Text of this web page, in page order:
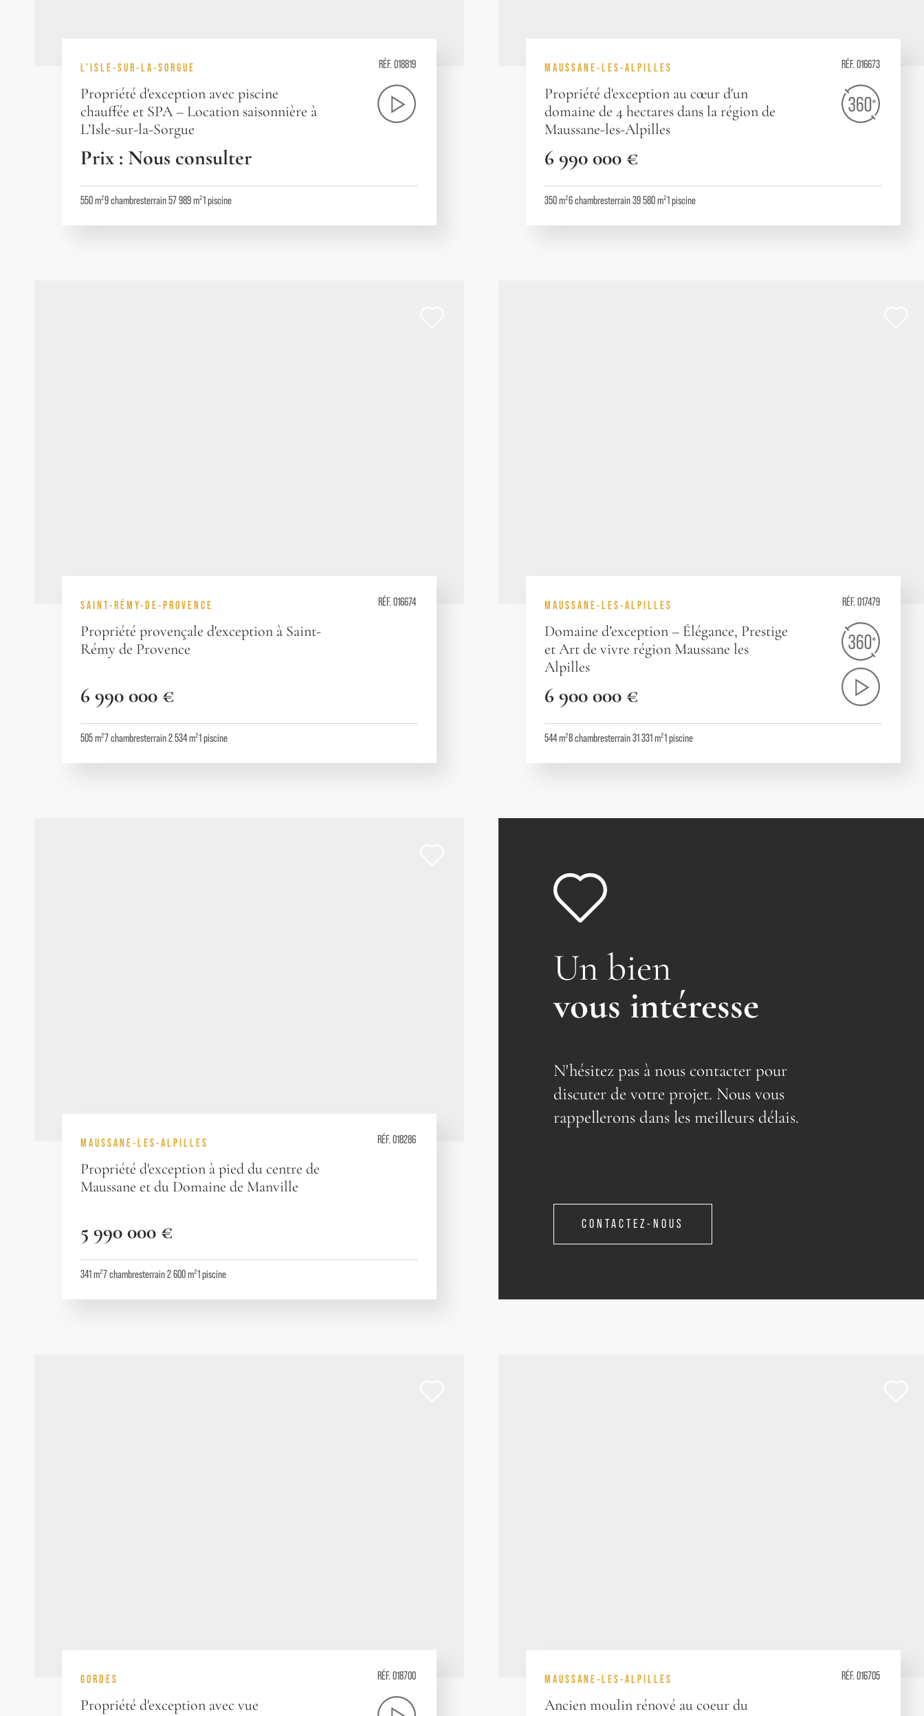
L'ISLE-SUR-LA-SORGUE
Propriété d'exception avec piscine
chauffée et SPA – Location saisonnière à
L’Isle-sur-la-Sorgue
Prix : Nous consulter
RÉF. 018819
550 m²9chambresterrain 57 989 m²1piscine
MAUSSANE-LES-ALPILLES
Propriété d'exception au cœur d'un
domaine de 4 hectares dans la région de
Maussane-les-Alpilles
6 990 000 €
RÉF. 016673
350 m²6chambresterrain 39 580 m²1piscine
SAINT-RÉMY-DE-PROVENCE
Propriété provençale d'exception à Saint-
Rémy de Provence
6 990 000 €
RÉF. 016674
505 m²7chambresterrain 2 534 m²1piscine
MAUSSANE-LES-ALPILLES
Domaine d’exception – Élégance, Prestige
et Art de vivre région Maussane les
Alpilles
6 900 000 €
RÉF. 017479
544 m²8chambresterrain 31 331 m²1piscine
MAUSSANE-LES-ALPILLES
Propriété d'exception à pied du centre de
Maussane et du Domaine de Manville
5 990 000 €
RÉF. 018286
341 m²7chambresterrain 2 600 m²1piscine
Un bien
vous intéresse
N'hésitez pas à nous contacter pour
discuter de votre projet. Nous vous
rappellerons dans les meilleurs délais.
CONTACTEZ-NOUS
GORDES
Propriété d'exception avec vue
RÉF. 018700 MAUSSANE-LES-ALPILLES
Ancien moulin rénové au coeur du
RÉF. 016705